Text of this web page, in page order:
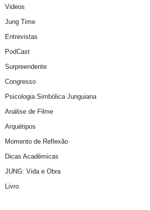
Videos
Jung Time
Entrevistas
PodCast
Surpreendente
Congresso
Psicologia Simbólica Junguiana
Análise de Filme
Arquétipos
Momento de Reflexão
Dicas Acadêmicas
JUNG: Vida e Obra
Livro